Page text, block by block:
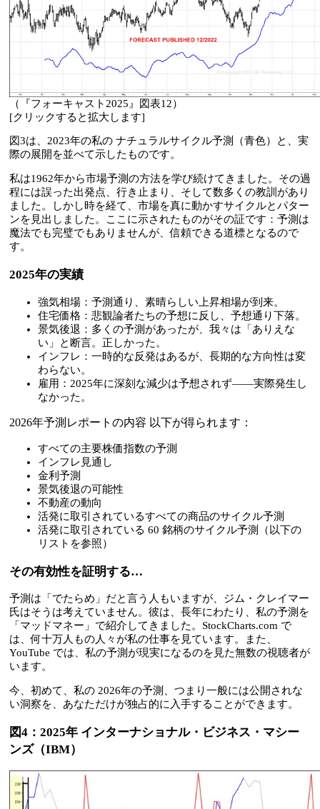
（『フォーキャスト2025』図表12）
[クリックすると拡大します]
図3は、2023年の私の ナチュラルサイクル予測（青色）と、実
際の展開を並べて示したものです。
私は1962年から市場予測の方法を学び続けてきました。その過
程には誤った出発点、行き止まり、そして数多くの教訓があり
ました。しかし時を経て、市場を真に動かすサイクルとパター
ンを見出しました。ここに示されたものがその証です：予測は
魔法でも完璧でもありませんが、信頼できる道標となるので
す。
2025年の実績
強気相場：予測通り、素晴らしい上昇相場が到来。
住宅価格：悲観論者たちの予想に反し、予想通り下落。
景気後退：多くの予測があったが、我々は「ありえな
い」と断言。正しかった。
インフレ：一時的な反発はあるが、長期的な方向性は変
わらない。
雇用：2025年に深刻な減少は予想されず——実際発生し
なかった。
2026年予測レポートの内容 以下が得られます：
すべての主要株価指数の予測
インフレ見通し
金利予測
景気後退の可能性
不動産の動向
活発に取引されているすべての商品のサイクル予測
活発に取引されている 60 銘柄のサイクル予測（以下の
リストを参照）
その有効性を証明する…
予測は「でたらめ」だと言う人もいますが、ジム・クレイマー
氏はそうは考えていません。彼は、長年にわたり、私の予測を
「マッドマネー」で紹介してきました。StockCharts.com で
は、何十万人もの人々が私の仕事を見ています。また、
YouTube では、私の予測が現実になるのを見た無数の視聴者が
います。
今、初めて、私の 2026年の予測、つまり一般には公開されな
い洞察を、あなただけが独占的に入手することができます。
図4：2025年 インターナショナル・ビジネス・マシー
ンズ（IBM）